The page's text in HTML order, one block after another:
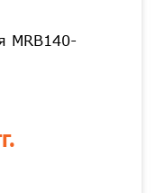
MRB140-